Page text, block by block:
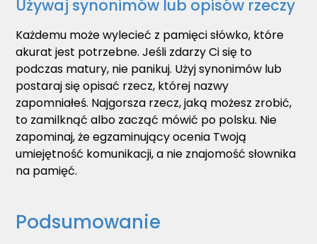
Używaj synonimów lub opisów rzeczy
Każdemu może wylecieć z pamięci słówko, które
akurat jest potrzebne. Jeśli zdarzy Ci się to
podczas matury, nie panikuj. Użyj synonimów lub
postaraj się opisać rzecz, której nazwy
zapomniałeś. Najgorsza rzecz, jaką możesz zrobić,
to zamilknąć albo zacząć mówić po polsku. Nie
zapominaj, że egzaminujący ocenia Twoją
umiejętność komunikacji, a nie znajomość słownika
na pamięć.
Podsumowanie